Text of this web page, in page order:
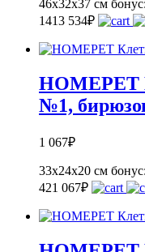
46х32х37 см бонус:
1413 534₽
HOMEPET
№1,
1 067₽
33х24х20 см бонус:
421 067₽